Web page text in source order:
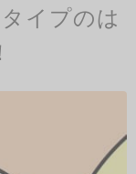
イプのは